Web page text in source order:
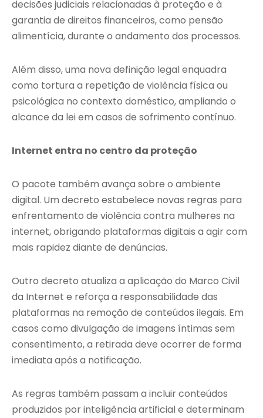
decisões judiciais relacionadas à proteção e à
garantia de direitos financeiros, como pensão
alimentícia, durante o andamento dos processos.
Além disso, uma nova definição legal enquadra
como tortura a repetição de violência física ou
psicológica no contexto doméstico, ampliando o
alcance da lei em casos de sofrimento contínuo.
Internet entra no centro da proteção
O pacote também avança sobre o ambiente
digital. Um decreto estabelece novas regras para
enfrentamento de violência contra mulheres na
internet, obrigando plataformas digitais a agir com
mais rapidez diante de denúncias.
Outro decreto atualiza a aplicação do Marco Civil
da Internet e reforça a responsabilidade das
plataformas na remoção de conteúdos ilegais. Em
casos como divulgação de imagens íntimas sem
consentimento, a retirada deve ocorrer de forma
imediata após a notificação.
As regras também passam a incluir conteúdos
produzidos por inteligência artificial e determinam